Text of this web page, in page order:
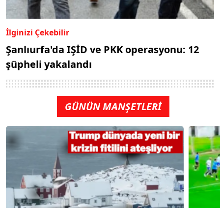
İlginizi Çekebilir
Şanlıurfa'da IŞİD ve PKK operasyonu: 12
şüpheli yakalandı
GÜNÜN MANŞETLERİ